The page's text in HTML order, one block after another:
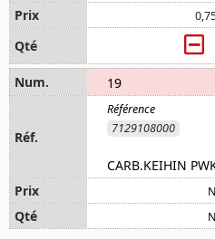
19
7129108000
CARB.KEIHIN